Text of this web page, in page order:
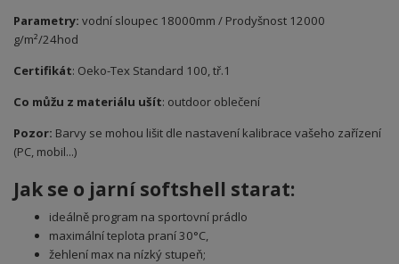
Parametry: vodní sloupec 18000mm / Prodyšnost 12000
g/m²/24hod
Certifikát: Oeko-Tex Standard 100, tř.1
Co můžu z materiálu ušít: outdoor oblečení
Pozor: Barvy se mohou lišit dle nastavení kalibrace vašeho zařízení
(PC, mobil...)
Jak se o jarní softshell starat:
ideálně program na sportovní prádlo
maximální teplota praní 30°C,
žehlení max na nízký stupeň;